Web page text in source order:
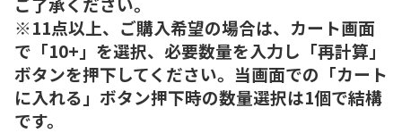
※11点以上、ご購入希望の場合は、カート画面
で「10+」を選択、必要数量を入力し「再計算」
ボタンを押下してください。当画面での「カート
に入れる」ボタン押下時の数量選択は1個で結構
です。